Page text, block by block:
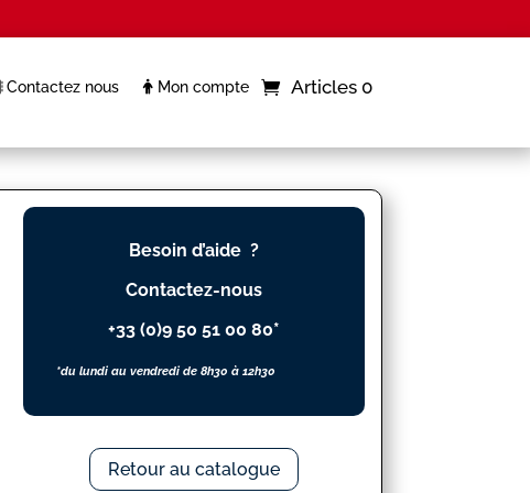
Contactez nous Mon compte Articles 0
Besoin d’aide ?
Contactez-nous
+33 (0)9 50 51 00 80*
*du lundi au vendredi de 8h30 à 12h30
Retour au catalogue